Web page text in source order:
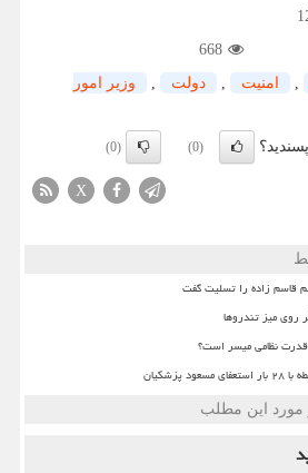
668
, امنیت , دولت ,
وزیر امور
(0)
(0)
X
قاسم زاده را تسلیت گفت
روی میز تندروها
قدرت نظامی میسر است؟
مورد این مطلب